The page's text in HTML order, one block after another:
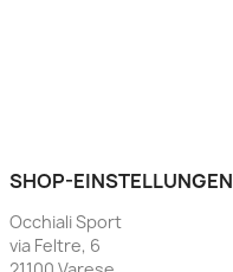
SHOP-EINSTELLUNGEN
Occhiali Sport
via Feltre, 6